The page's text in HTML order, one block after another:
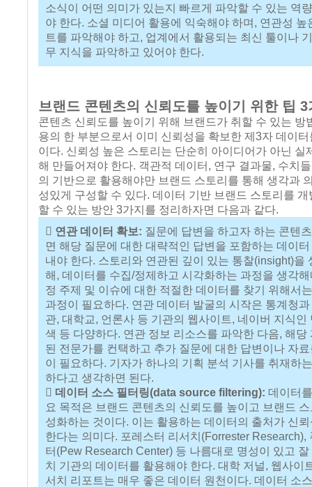
소식이 어떤 의미가 있는지 빠르게 파악할 수 있는 역
야 한다. 소셜 미디어 활용에 익숙해야 하며, 연관성 높
트를 파악해야 하고, 업계에서 활용되는 최신 툴이나
무 지식을 파악하고 있어야 한다.
브랜드 콘텐츠의 신뢰도를 높이기 위한 팁 3
콘텐츠 신뢰도를 높이기 위해 브랜드가 취할 수 있는 방
용의 한 부분으로서 이미 신뢰성을 확보한 제3자 데이
이다. 신뢰성 높은 스토리는 단순히 아이디어가 아닌 실
해 만들어져야 한다. 객관적 데이터, 연구 결과물, 수치
의 기반으로 활용해야만 브랜드 스토리를 통해 생각과
성있게 구성할 수 있다. 데이터 기반 브랜드 스토리를
할 수 있는 방안 3가지를 정리하자면 다음과 같다.
 연관 데이터 확보: 질문에 답변을 하고자 하는 콘텐
면 해당 질문에 대한 대략적인 답변을 포함하는 데이
내야 한다. 스토리와 연관된 깊이 있는 통찰(insight)을
해, 데이터를 수집/정제하고 시각화하는 과정을 생각
정 주제 및 이슈에 대한 적절한 데이터를 찾기 위해서
과정이 필요하다. 연관 데이터 발굴의 시작은 통계청
관, 대학교, 언론사 등 기관의 웹사이트, 네이버 지식인
색 등 다양하다. 연관 정보 리소스를 파악한 다음, 해당
된 전문가를 컨택하고 추가 질문에 대한 답변이나 자
이 필요하다. 기자가 하나의 기획 분석 기사를 취재하
하다고 생각하면 된다.
 데이터 소스 필터링(data source filtering): 데이터
요 목적은 브랜드 콘텐츠의 신뢰도를 높이고 브랜드
성화하는 것이다. 이는 활용하는 데이터의 출처가 신
한다는 의미다. 포레스터 리서치(Forrester Research),
터(Pew Research Center) 등 나름대로 명성이 있고
치 기관의 데이터를 활용해야 한다. 대학 저널, 웹사이
서치 리포트는 매우 좋은 데이터 원천이다. 데이터 소